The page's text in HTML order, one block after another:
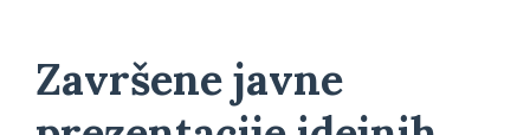
Završene javne